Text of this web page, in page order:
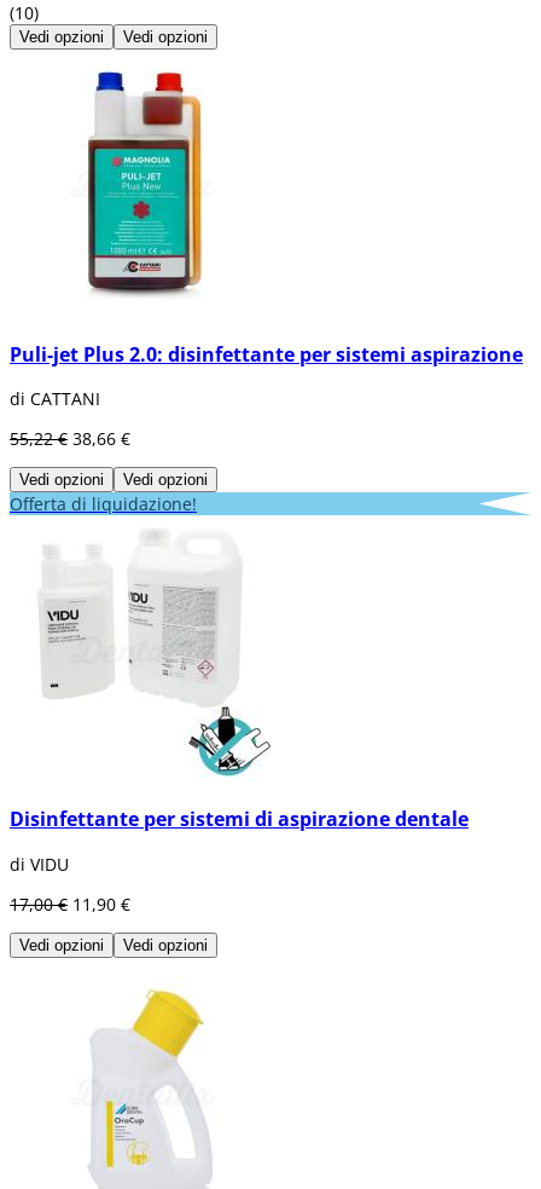
(10)
Vedi opzioni Vedi opzioni
Puli-jet Plus 2.0: disinfettante per sistemi aspirazione
di CATTANI
55,22 € 38,66 €
Vedi opzioni Vedi opzioni
Offerta di liquidazione!
Disinfettante per sistemi di aspirazione dentale
di VIDU
17,00 € 11,90 €
Vedi opzioni Vedi opzioni